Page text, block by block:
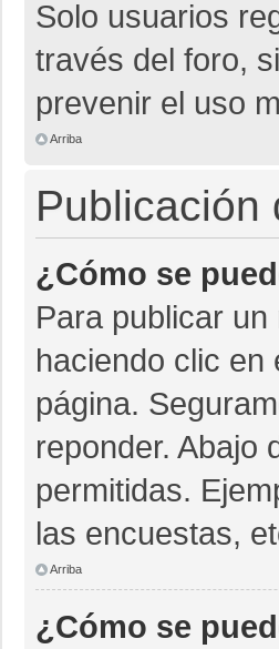
Solo usuarios
través del foro,
prevenir el uso
Arriba
Publicación
¿Cómo se
Para publicar
haciendo clic en
página.
reponder. Abajo
permitidas.
las encuestas,
Arriba
¿Cómo se